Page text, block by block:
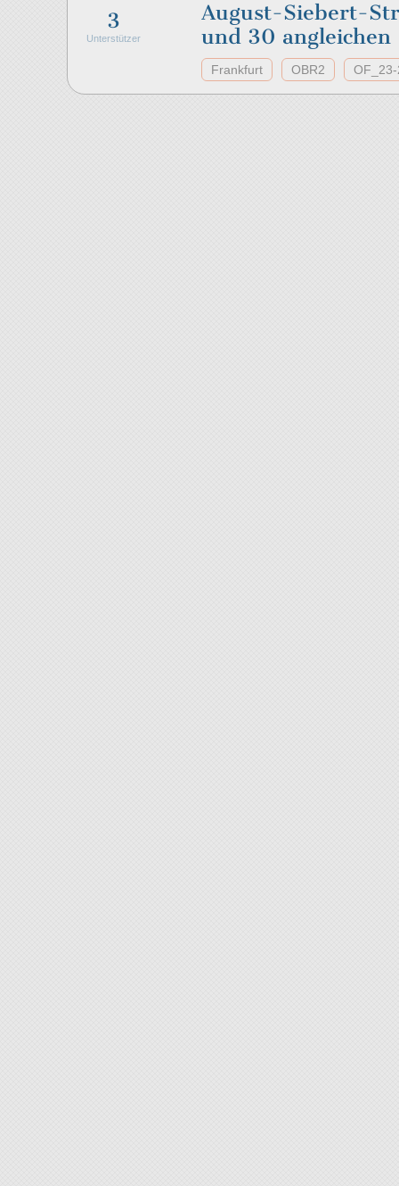
3
Unterstützer
August-Siebert-
und 30 angleichen
Frankfurt OBR2